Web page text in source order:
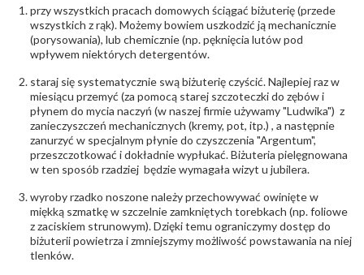
INNE PARAMETRY
Producent
odpowiedzialny:
WĘC-Twój Jubiler S.C. Artur Węc, Małgorzata
Suchan, ul. Kurczaba 3, 30-868 Kraków; NIP:
Bezpieczeństwo
- rodzaj
ostrzeżenia:
Nie nadaje się dla dzieci w wieku poniżej 3 lat
,Elementy w wyrobie wykonane z białego złota
zawierają nikiel
przy wszystkich pracach domowych ściągać biżuterię (przede
wszystkich z rąk). Możemy bowiem uszkodzić ją mechanicznie
(porysowania), lub chemicznie (np. pęknięcia lutów pod
wpływem niektórych detergentów.
staraj się systematycznie swą biżuterię czyścić. Najlepiej raz w
miesiącu przemyć (za pomocą starej szczoteczki do zębów i
płynem do mycia naczyń (w naszej firmie używamy "Ludwika") z
zanieczyszczeń mechanicznych (kremy, pot, itp.) , a następnie
zanurzyć w specjalnym płynie do czyszczenia "Argentum",
przeszczotkować i dokładnie wypłukać. Biżuteria pielęgnowana
w ten sposób rzadziej będzie wymagała wizyt u jubilera.
wyroby rzadko noszone należy przechowywać owinięte w
miękką szmatkę w szczelnie zamkniętych torebkach (np. foliowe
z zaciskiem strunowym). Dzięki temu ograniczymy dostęp do
biżuterii powietrza i zmniejszymy możliwość powstawania na niej
tlenków.